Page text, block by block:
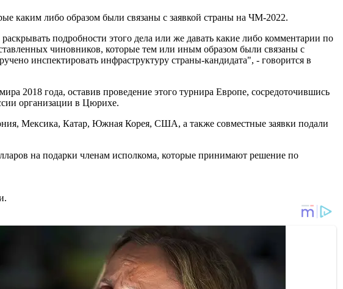
каким либо образом были связаны с заявкой страны на ЧМ-2022.
подробности этого дела или же давать какие либо комментарии по
чиновников, которые тем или иным образом были связаны с
инспектировать инфраструктуру страны-кандидата", - говорится в
2018 года, оставив проведение этого турнира Европе, сосредоточившись
организации в Цюрихе.
Мексика, Катар, Южная Корея, США, а также совместные заявки подали
на подарки членам исполкома, которые принимают решение по